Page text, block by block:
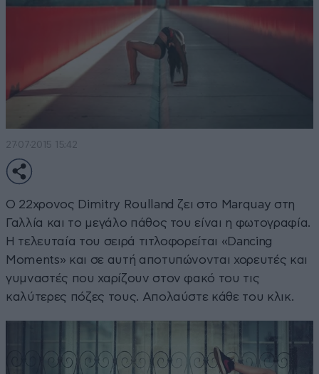
27·07·2015 15:42
Ο 22χρονος Dimitry Roulland ζει στο Marquay στη
Γαλλία και το μεγάλο πάθος του είναι η φωτογραφία.
Η τελευταία του σειρά τιτλοφορείται «Dancing
Moments» και σε αυτή αποτυπώνονται χορευτές και
γυμναστές που χαρίζουν στον φακό του τις
καλύτερες πόζες τους. Απολαύστε κάθε του κλικ.